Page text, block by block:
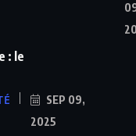
: le
SEP 09,
2025